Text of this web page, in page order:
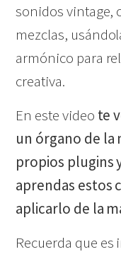
sonidos vintage,
mezclas,
armónico para
creativa.
En este video te
un órgano de la
propios plugins
aprendas estos
aplicarlo de la
Recuerda que